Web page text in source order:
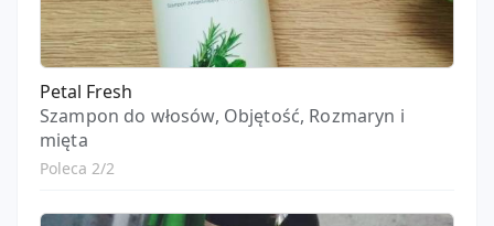
Petal Fresh
Szampon do włosów, Objętość, Rozmaryn i
mięta
Poleca 2/2